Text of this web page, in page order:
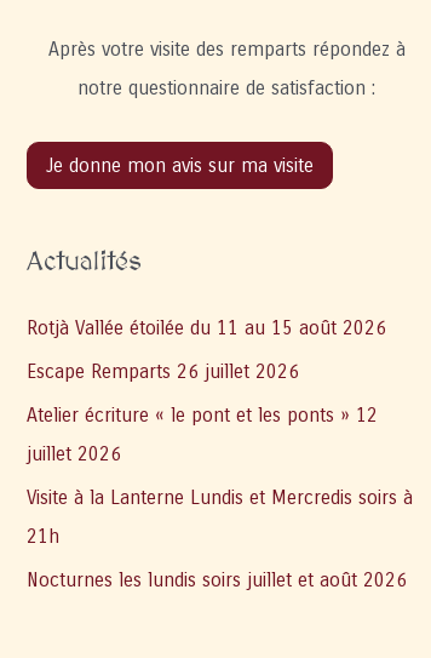
Après votre visite des remparts répondez à
notre questionnaire de satisfaction :
Je donne mon avis sur ma visite
Actualités
Rotjà Vallée étoilée du 11 au 15 août 2026
Escape Remparts 26 juillet 2026
Atelier écriture « le pont et les ponts » 12
juillet 2026
Visite à la Lanterne Lundis et Mercredis soirs à
21h
Nocturnes les lundis soirs juillet et août 2026